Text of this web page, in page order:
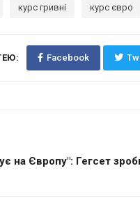
курс гривні курс євро
Facebook
на Європу": Гегсет